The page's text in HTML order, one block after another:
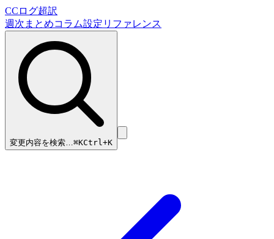
CCログ超訳
週次まとめコラム設定リファレンス
変更内容を検索…⌘KCtrl+K